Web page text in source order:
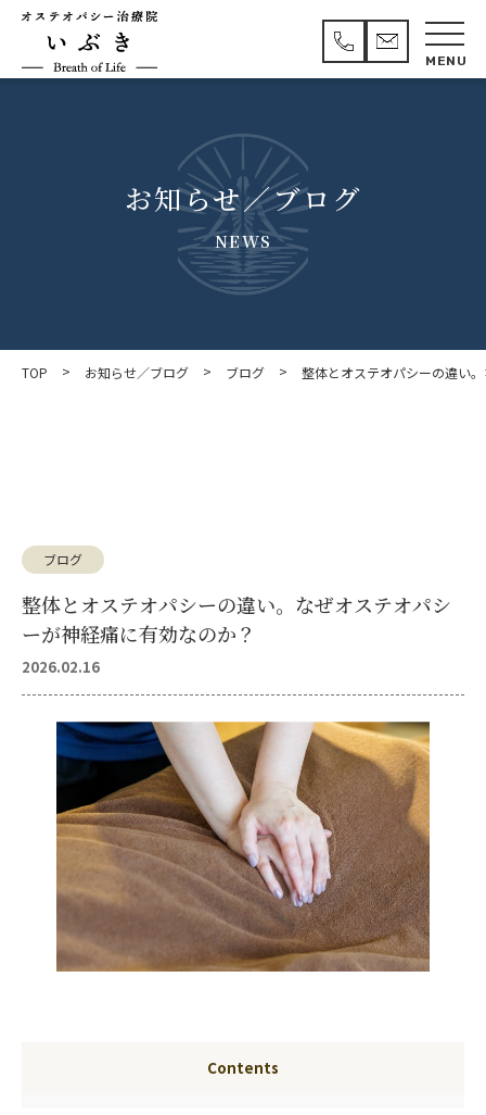
お知らせ／ブログ
NEWS
TOP > お知らせ／ブログ > ブログ > 整体とオステオパシーの違い
ブログ
整体とオステオパシーの違い。なぜオステオパシ
ーが神経痛に有効なのか？
2026.02.16
Contents